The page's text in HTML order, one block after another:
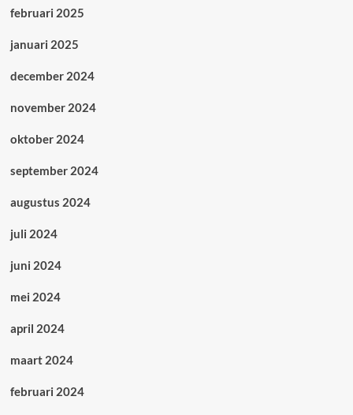
februari 2025
januari 2025
december 2024
november 2024
oktober 2024
september 2024
augustus 2024
juli 2024
juni 2024
mei 2024
april 2024
maart 2024
februari 2024